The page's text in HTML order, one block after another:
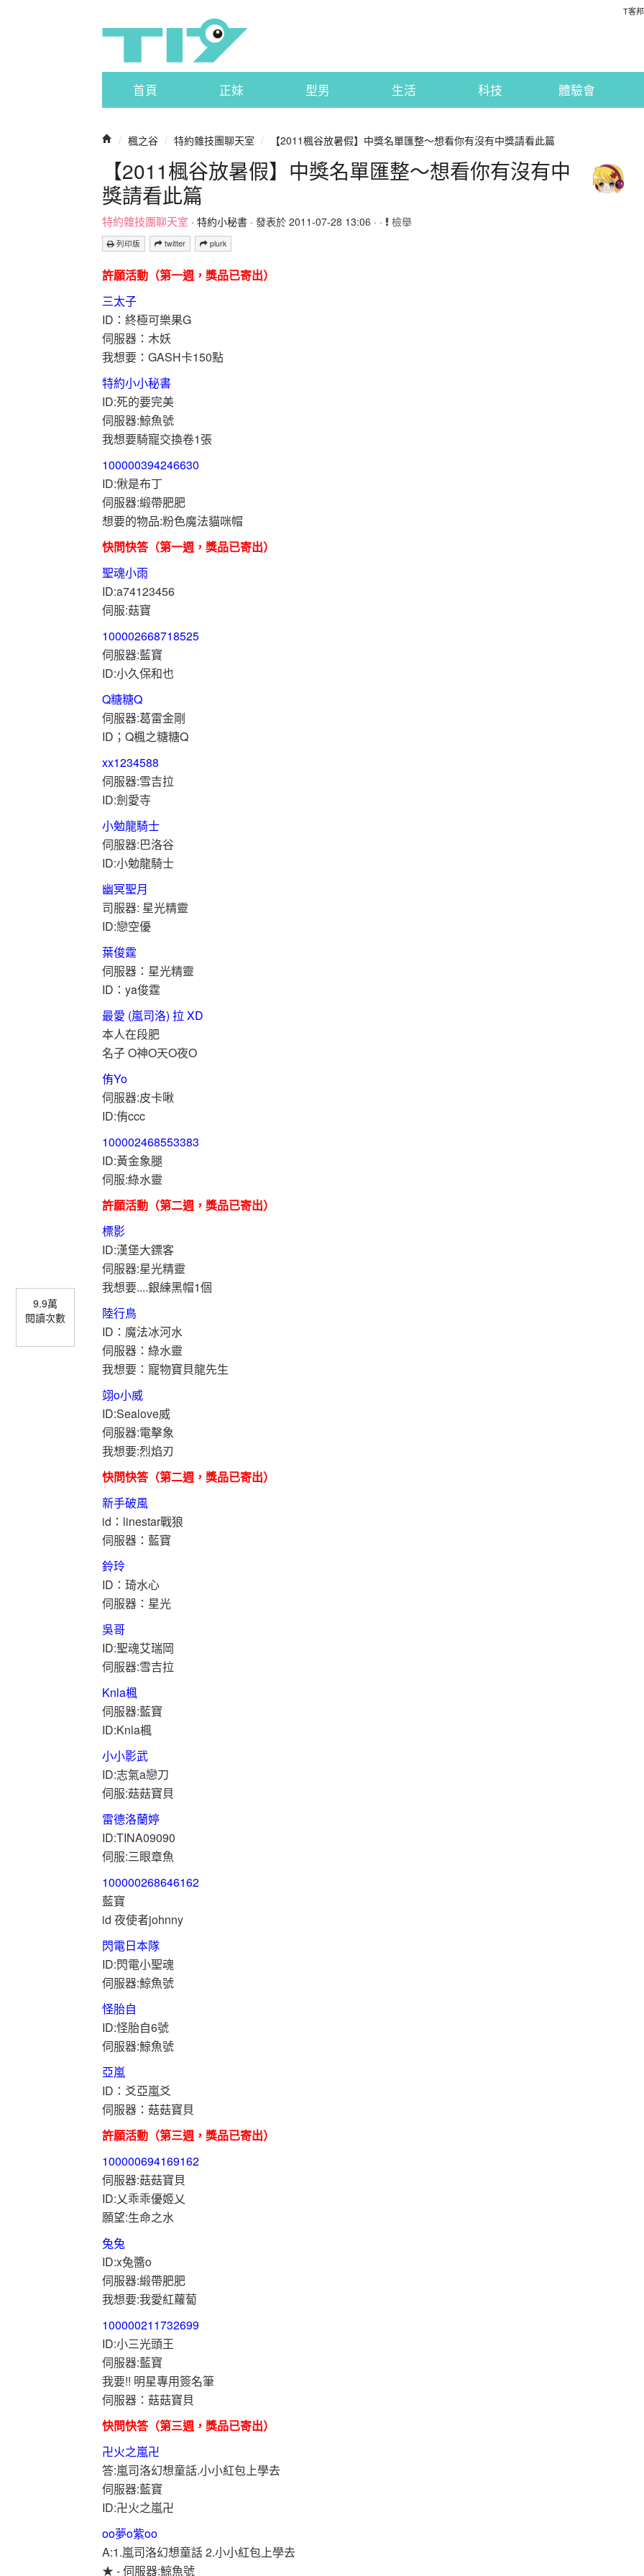
T客邦
首頁 正妹 型男 生活 科技 體驗會
/ 楓之谷 / 特約雜技團聊天室 / 【2011楓谷放暑假】中獎名單匯整～想看你有沒有中獎請看此篇
【2011楓谷放暑假】中獎名單匯整～想看你有沒有中
獎請看此篇
特約雜技團聊天室 · 特約小秘書 · 發表於 2011-07-28 13:06 · · 檢舉
列印版 twitter plurk
9.9萬
閱讀次數
許願活動（第一週，獎品已寄出）
三太子
ID：終極可樂果G
伺服器：木妖
我想要：GASH卡150點
特約小小秘書
ID:死的要完美
伺服器:鯨魚號
我想要騎寵交換卷1張
100000394246630
ID:偢是布丁
伺服器:緞帶肥肥
想要的物品:粉色魔法貓咪帽
快問快答（第一週，獎品已寄出）
聖魂小雨
ID:a74123456
伺服:菇寶
100002668718525
伺服器:藍寶
ID:小久保和也
Q糖糖Q
伺服器:葛雷金剛
ID；Q楓之糖糖Q
xx1234588
伺服器:雪吉拉
ID:劍愛寺
小勉龍騎士
伺服器:巴洛谷
ID:小勉龍騎士
幽冥聖月
司服器: 星光精靈
ID:戀空優
葉俊霆
伺服器：星光精靈
ID：ya俊霆
最愛 (嵐司洛) 拉 XD
本人在段肥
名子 O神O天O夜O
侑Yo
伺服器:皮卡啾
ID:侑ccc
100002468553383
ID:黃金象腿
伺服:綠水靈
許願活動（第二週，獎品已寄出）
標影
ID:漢堡大鏢客
伺服器:星光精靈
我想要....銀練黑帽1個
陸行鳥
ID：魔法冰河水
伺服器：綠水靈
我想要：寵物寶貝龍先生
翊o小威
ID:Sealove威
伺服器:電擊象
我想要:烈焰刃
快問快答（第二週，獎品已寄出）
新手破風
id：linestar戰狼
伺服器：藍寶
鈴玲
ID：琦水心
伺服器：星光
吳哥
ID:聖魂艾瑞岡
伺服器:雪吉拉
Knla楓
伺服器:藍寶
ID:Knla楓
小小影武
ID:志氣a戀刀
伺服:菇菇寶貝
雷德洛蘭婷
ID:TINA09090
伺服:三眼章魚
100000268646162
藍寶
id 夜使者johnny
閃電日本隊
ID:閃電小聖魂
伺服器:鯨魚號
怪胎自
ID:怪胎自6號
伺服器:鯨魚號
亞嵐
ID：爻亞嵐爻
伺服器：菇菇寶貝
許願活動（第三週，獎品已寄出）
100000694169162
伺服器:菇菇寶貝
ID:乂乖乖優姬乂
願望:生命之水
兔兔
ID:x兔醬o
伺服器:緞帶肥肥
我想要:我愛紅蘿蔔
100000211732699
ID:小三光頭王
伺服器:藍寶
我要!! 明星專用簽名筆
伺服器：菇菇寶貝
快問快答（第三週，獎品已寄出）
卍火之嵐卍
答:嵐司洛幻想童話.小小紅包上學去
伺服器:藍寶
ID:卍火之嵐卍
oo夢o紫oo
A:1.嵐司洛幻想童話 2.小小紅包上學去
★ - 伺服器:鯨魚號